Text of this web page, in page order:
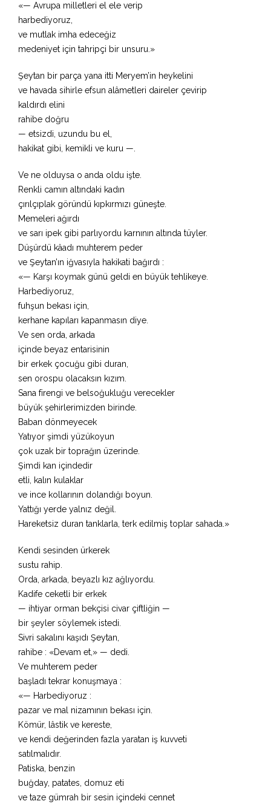
«— Avrupa milletleri el ele verip
harbediyoruz,
ve mutlak imha edeceğiz
medeniyet için tahripçi bir unsuru.»
Şeytan bir parça yana itti Meryem’in heykelini
ve havada sihirle efsun alâmetleri daireler çevirip
kaldırdı elini
rahibe doğru
— etsizdi, uzundu bu el,
hakikat gibi, kemikli ve kuru —.
Ve ne olduysa o anda oldu işte.
Renkli camın altındaki kadın
çırılçıplak göründü kıpkırmızı güneşte.
Memeleri ağırdı
ve sarı ipek gibi parlıyordu karnının altında tüyler.
Düşürdü kâadı muhterem peder
ve Şeytan’ın iğvasıyla hakikati bağırdı :
«— Karşı koymak günü geldi en büyük tehlikeye.
Harbediyoruz,
fuhşun bekası için,
kerhane kapıları kapanmasın diye.
Ve sen orda, arkada
içinde beyaz entarisinin
bir erkek çocuğu gibi duran,
sen orospu olacaksın kızım.
Sana firengi ve belsoğukluğu verecekler
büyük şehirlerimizden birinde.
Baban dönmeyecek
Yatıyor şimdi yüzükoyun
çok uzak bir toprağın üzerinde.
Şimdi kan içindedir
etli, kalın kulaklar
ve ince kollarının dolandığı boyun.
Yattığı yerde yalnız değil.
Hareketsiz duran tanklarla, terk edilmiş toplar sahada.»
Kendi sesinden ürkerek
sustu rahip.
Orda, arkada, beyazlı kız ağlıyordu.
Kadife ceketli bir erkek
— ihtiyar orman bekçisi civar çiftliğin —
bir şeyler söylemek istedi.
Sivri sakalını kaşıdı Şeytan,
rahibe : «Devam et,» — dedi.
Ve muhterem peder
başladı tekrar konuşmaya :
«— Harbediyoruz :
pazar ve mal nizamının bekası için.
Kömür, lâstik ve kereste,
ve kendi değerinden fazla yaratan iş kuvveti
satılmalıdır.
Patiska, benzin
buğday, patates, domuz eti
ve taze gümrah bir sesin içindeki cennet